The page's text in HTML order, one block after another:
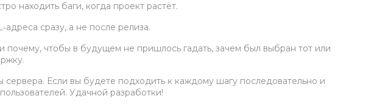
находить баги, когда проект растёт.
сразу, а не после релиза.
чтобы в будущем не пришлось гадать, зачем был выбран тот или
Если вы будете подходить к каждому шагу последовательно и
Удачной разработки!